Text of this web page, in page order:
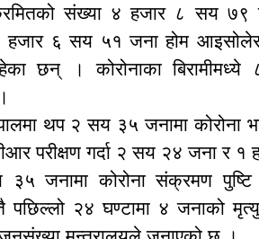
संख्या ४ हजार ८ सय
हजार ६ सय ५१ जना होम
छन् । कोरोनाका
थप २ सय ३५ जनामा कोरोना
परीक्षण गर्दा २ सय २४ जना र
३५ जनामा कोरोना संक्रमण
पछिल्लो २४ घण्टामा ४ जनाको